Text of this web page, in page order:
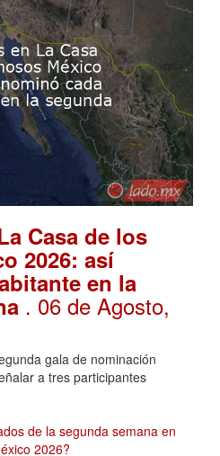
Casa de los
2026: así
en la
. 06 de Agosto,
gala de nominación
a tres participantes